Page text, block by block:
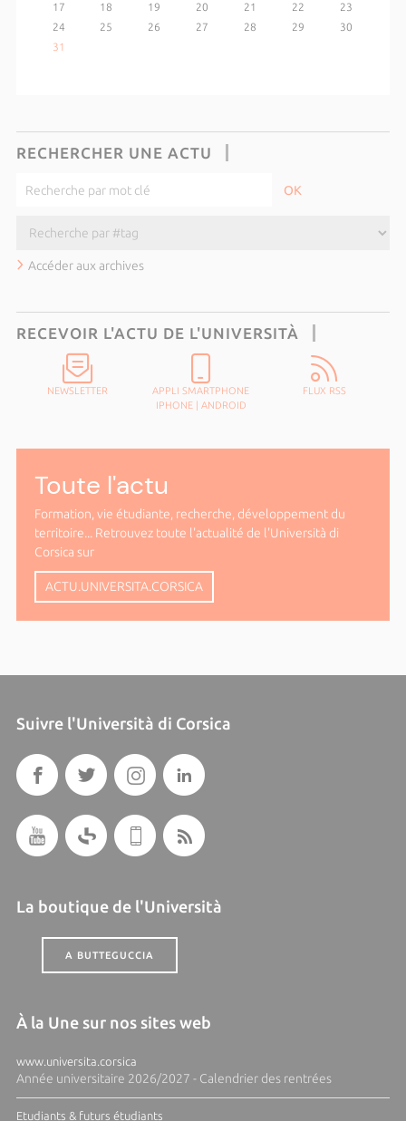
17
18 19 20 21 22
23
24
25 26 27 28 29
30
31
RECHERCHER UNE ACTU
Accéder aux archives
RECEVOIR L'ACTU DE L'UNIVERSITÀ
NEWSLETTER
APPLI SMARTPHONE
IPHONE| ANDROID
FLUX RSS
Toute l'actu
Formation, vie étudiante, recherche, développement du
territoire... Retrouvez toute l'actualité de l'Università di
Corsica sur
ACTU.UNIVERSITA.CORSICA
Suivre l'Università di Corsica
La boutique de l'Università
A BUTTEGUCCIA
À la Une sur nos sites web
www.universita.corsica
Année universitaire 2026/2027 - Calendrier des rentrées
Etudiants & futurs étudiants